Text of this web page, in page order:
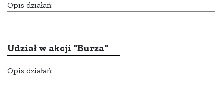
Opis działań:
Udział w akcji "Burza"
Opis działań: